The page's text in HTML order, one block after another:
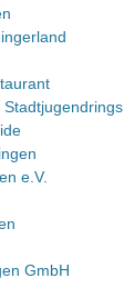
e.V.
GmbH